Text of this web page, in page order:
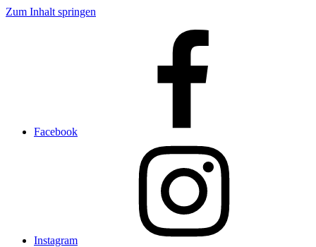
Zum Inhalt springen
Facebook
Instagram